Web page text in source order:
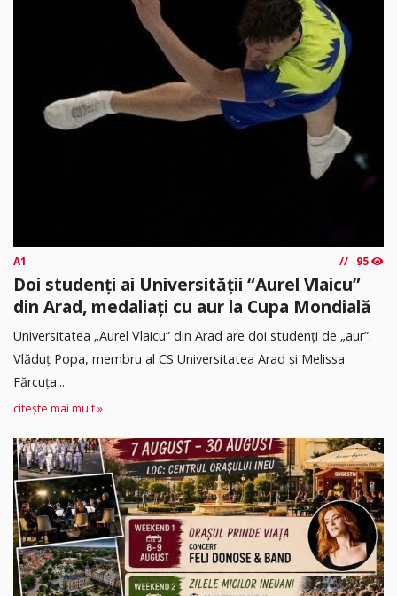
A1 95
Doi studenți ai Universității “Aurel Vlaicu”
din Arad, medaliați cu aur la Cupa Mondială
Universitatea „Aurel Vlaicu” din Arad are doi studenți de „aur”.
Vlăduț Popa, membru al CS Universitatea Arad și Melissa
Fărcuța...
citește mai mult »